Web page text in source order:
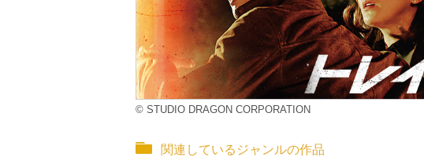
© STUDIO DRAGON CORPORATION
関連しているジャンルの作品